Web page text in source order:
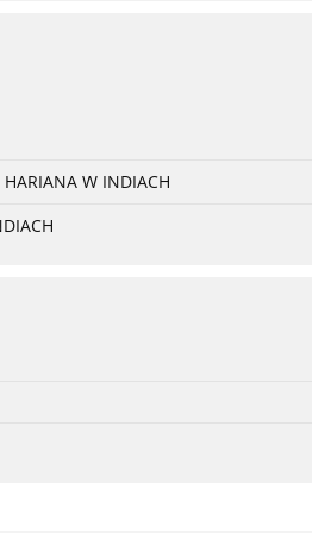
HARIANA W INDIACH